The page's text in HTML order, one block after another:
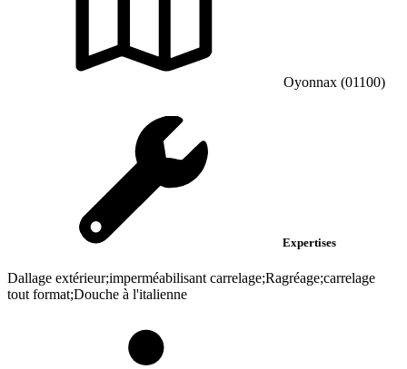
Oyonnax (01100)
Expertises
Dallage extérieur;imperméabilisant carrelage;Ragréage;carrelage
tout format;Douche à l'italienne